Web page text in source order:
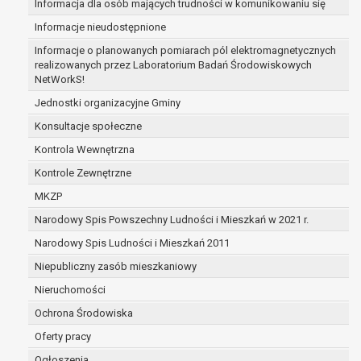
Informacja dla osób mających trudności w komunikowaniu się
Informacje nieudostępnione
Informacje o planowanych pomiarach pól elektromagnetycznych
realizowanych przez Laboratorium Badań Środowiskowych
NetWorkS!
Jednostki organizacyjne Gminy
Konsultacje społeczne
Kontrola Wewnętrzna
Kontrole Zewnętrzne
MKZP
Narodowy Spis Powszechny Ludności i Mieszkań w 2021 r.
Narodowy Spis Ludności i Mieszkań 2011
Niepubliczny zasób mieszkaniowy
Nieruchomości
Ochrona Środowiska
Oferty pracy
zabezpieczenia ewentualnych roszczeń, a w
przypadku wyrażenia zgody na przetwarzanie
danych po zakończeniu i rozliczeniu umowy, do
czasu wycofania tej zgody.
Ponadto w przypadku umów o dofinansowanie
dane osobowe od momentu pozyskania
przechowywane są przez okres wynikający z
umowy o dofinansowanie zawartej między
beneficjentem a określoną instytucją, trwałości
danego projektu i konieczności zachowania
dokumentacji projektu do celów kontrolnych.
W związku z przetwarzaniem przez
administratora danych osobowych przysługuje
Pani/Panu:
prawo dostępu do treści danych oraz
otrzymywania ich kopii na podstawie art. 15
RODO;
prawo do żądania sprostowania danych na
w przypadku gdy: